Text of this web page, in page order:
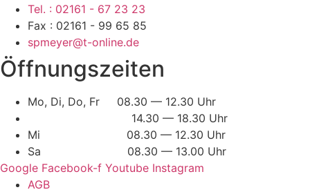
Tel. : 02161 - 67 23 23
Fax : 02161 - 99 65 85
spmeyer@t-online.de
Öffnungszeiten
Mo, Di, Do, Fr 08.30 — 12.30 Uhr
14.30 — 18.30 Uhr
Mi 08.30 — 12.30 Uhr
Sa 08.30 — 13.00 Uhr
Google Facebook-f Youtube Instagram
AGB